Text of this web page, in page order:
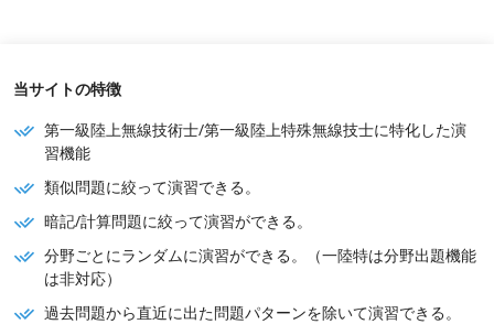
当サイトの特徴
第一級陸上無線技術士/第一級陸上特殊無線技士に特化した演
習機能
類似問題に絞って演習できる。
暗記/計算問題に絞って演習ができる。
分野ごとにランダムに演習ができる。（一陸特は分野出題機能
は非対応）
過去問題から直近に出た問題パターンを除いて演習できる。